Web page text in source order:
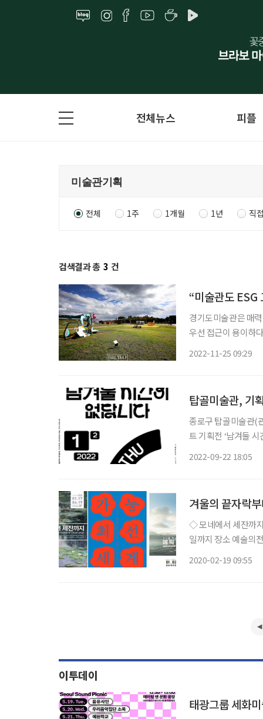
전체뉴스 피플
전체 1주 1개월 1년 직
검색결과 총 3 건
“미술관도 ESG
경기도미술관은 매
우선 접근이 용이하
2022-11-25 09:29
탑골미술관, 기
종로구 탑골미술관(
트 기획전 ‘남겨둘
2022-09-22 18:05
겨울의 끝자락
◇ 모네에서 세잔까
일까지 장소 예술의
2020-02-19 09:55
이투데이
태광그룹 세화